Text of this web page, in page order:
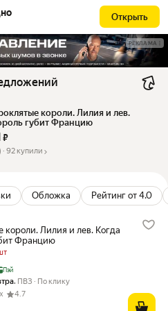
Открыть
РЕКЛАМА
короли. Лилия и лев.
губит Францию
₽
92 купили
Обложка Рейтинг от 4.0
короли. Лилия и лев. Когда
Францию
Яндекс Пэй 1371 ₽ вместо
Пэй
, ПВЗ
По клику
4.7